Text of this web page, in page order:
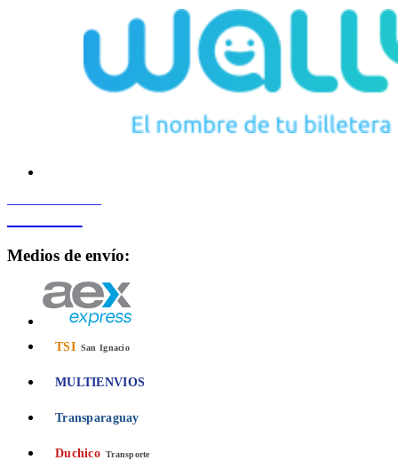
Medios de envío:
TSI San Ignacio
MULTIENVIOS
Transparaguay
Duchico Transporte